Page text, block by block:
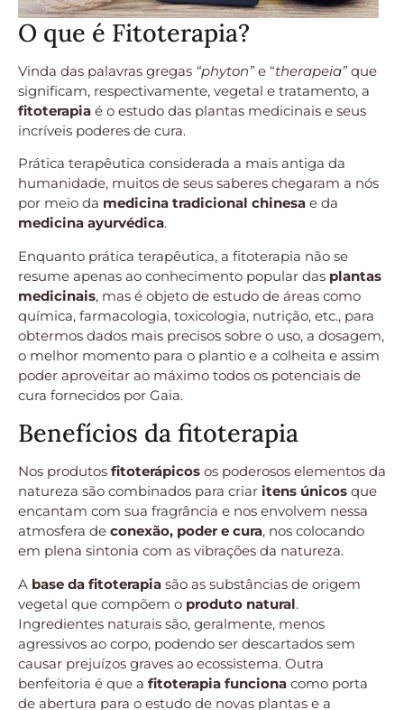
O que é Fitoterapia?
Vinda das palavras gregas “phyton”e “therapeia”que
significam, respectivamente, vegetal e tratamento, a
fitoterapia é o estudo das plantas medicinais e seus
incríveis poderes de cura.
Prática terapêutica considerada a mais antiga da
humanidade, muitos de seus saberes chegaram a nós
por meio da medicina tradicional chinesa e da
medicina ayurvédica.
Enquanto prática terapêutica, a fitoterapia não se
resume apenas ao conhecimento popular das plantas
medicinais, mas é objeto de estudo de áreas como
química, farmacologia, toxicologia, nutrição, etc., para
obtermos dados mais precisos sobre o uso, a dosagem,
o melhor momento para o plantio e a colheita e assim
poder aproveitar ao máximo todos os potenciais de
cura fornecidos por Gaia.
Benefícios da fitoterapia
Nos produtos fitoterápicos os poderosos elementos da
natureza são combinados para criar itens únicos que
encantam com sua fragrância e nos envolvem nessa
atmosfera de conexão, poder e cura, nos colocando
em plena sintonia com as vibrações da natureza.
A base da fitoterapia são as substâncias de origem
vegetal que compõem o produto natural.
Ingredientes naturais são, geralmente, menos
agressivos ao corpo, podendo ser descartados sem
causar prejuízos graves ao ecossistema. Outra
benfeitoria é que a fitoterapia funciona como porta
de abertura para o estudo de novas plantas e a